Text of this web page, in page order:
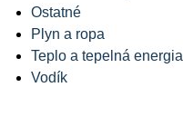
Ostatné
Plyn a ropa
Teplo a tepelná energia
Vodík